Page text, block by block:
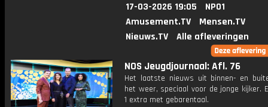
17-03-2026 19:05
NPO1
Amusement.TV
Mensen.TV
Nieuws.TV
Alle afleveringen
NOS Jeugdjournaal: Afl. 76
Het laatste nieuws uit binnen- en
het weer, speciaal voor de jonge kijker.
1 extra met gebarentaal.